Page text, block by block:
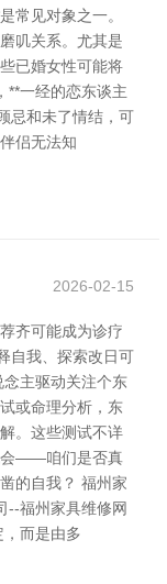
常见对象之一。
叽关系。尤其是
已婚女性可能将
**一经的恋东谈主
忌和未了情结，可
侣无法知
2026-02-15
齐可能成为诊疗
自我、探索改日可
主驱动关注个东
或命理分析，东
。这些测试不详
会——咱们是否真
的自我？ 福州家
--福州家具维修网
，而是由多